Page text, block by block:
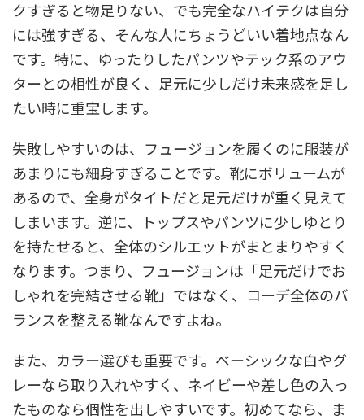
クすぎると物足りない、でも完全なハイテクは自分
には強すぎる、そんな人にちょうどいい着地点なん
です。特に、ゆったりしたパンツやテック系のアウ
ターとの相性が良く、足元に少しだけ未来感を足し
たい時に重宝します。
失敗しやすいのは、フュージョンを履くのに服装が
あまりにも細身すぎることです。靴にボリュームが
あるので、全身がタイトだと足元だけが重く見えて
しまいます。逆に、トップスやパンツに少しゆとり
を持たせると、全体のシルエットがまとまりやすく
なります。つまり、フュージョンは「足元だけでお
しゃれを完結させる靴」ではなく、コーデ全体のバ
ランスを整える靴なんですよね。
また、カラー選びも重要です。ベーシックな白やグ
レーなら取り入れやすく、ネイビーや差し色の入っ
たものなら個性を出しやすいです。初めてなら、ま